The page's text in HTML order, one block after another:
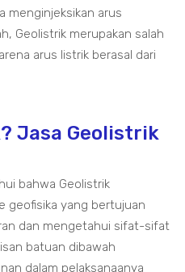
menginjeksikan arus
Geolistrik merupakan salah
arus listrik berasal dari
Jasa Geolistrik
bahwa Geolistrik
geofisika yang bertujuan
dan mengetahui sifat-sifat
batuan dibawah
dalam pelaksanaanya